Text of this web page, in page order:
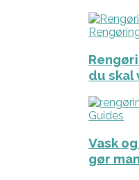
du skal
Guides
Vask
gør